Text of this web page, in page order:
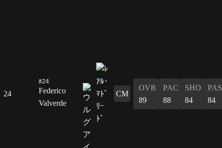
24
#24
Federico
Valverde
CM
OVR
89
PAC
88
SHO
84
PAS
84